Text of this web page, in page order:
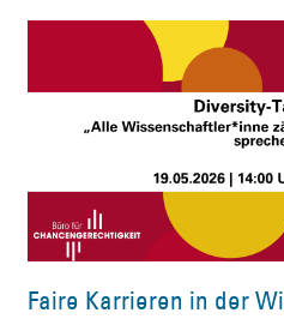
Faire Karrieren in der